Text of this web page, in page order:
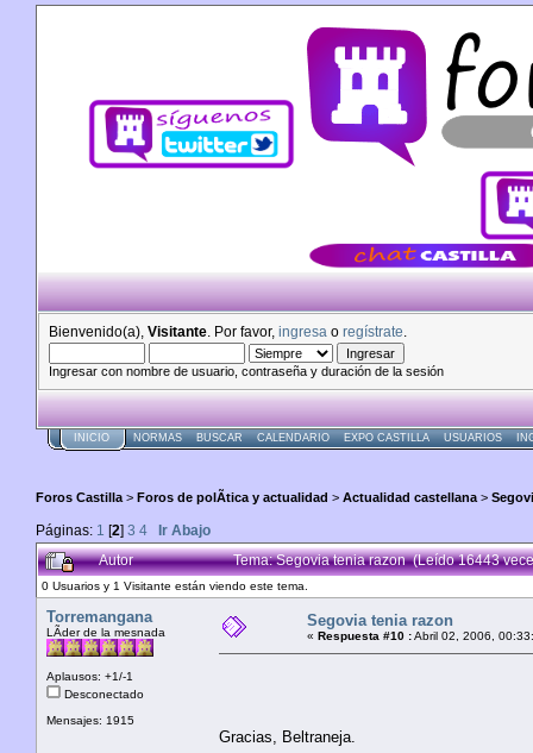
Bienvenido(a), Visitante . Por favor, ingresa o regístrate
Ingresar con nombre de usuario, contraseña y duración de la sesión
INICIO NORMAS BUSCAR CALENDARIO EXPO CASTILLA USUARIOS
Foros Castilla > Foros de polÃ­tica y actualidad > Actualidad castellana >
Páginas: 1 [2] 3 4
Ir Abajo
Autor
Tema: Segovia tenia razon (Leído 16443
0 Usuarios y 1 Visitante están viendo este tema.
Torremangana
LÃ­der de la mesnada
Aplausos: +1/-1
Desconectado
Mensajes: 1915
Segovia tenia razon
« Respuesta #10 :Abril 02, 2006,
Gracias, Beltraneja.